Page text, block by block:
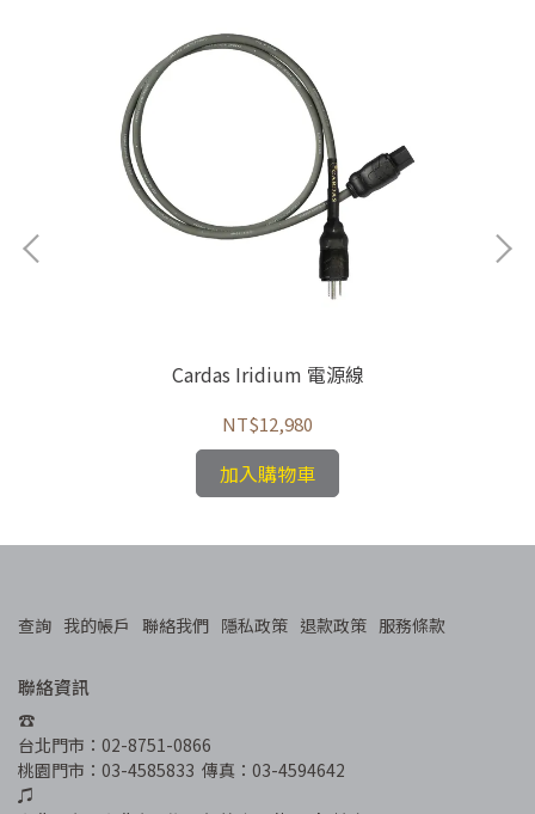
Cardas Iridium 電源線
NT$12,980
加入購物車
查詢 我的帳戶 聯絡我們 隱私政策 退款政策 服務條款
聯絡資訊
☎︎
台北門市：02-8751-0866
桃園門市：03-4585833  傳真：03-4594642
♫